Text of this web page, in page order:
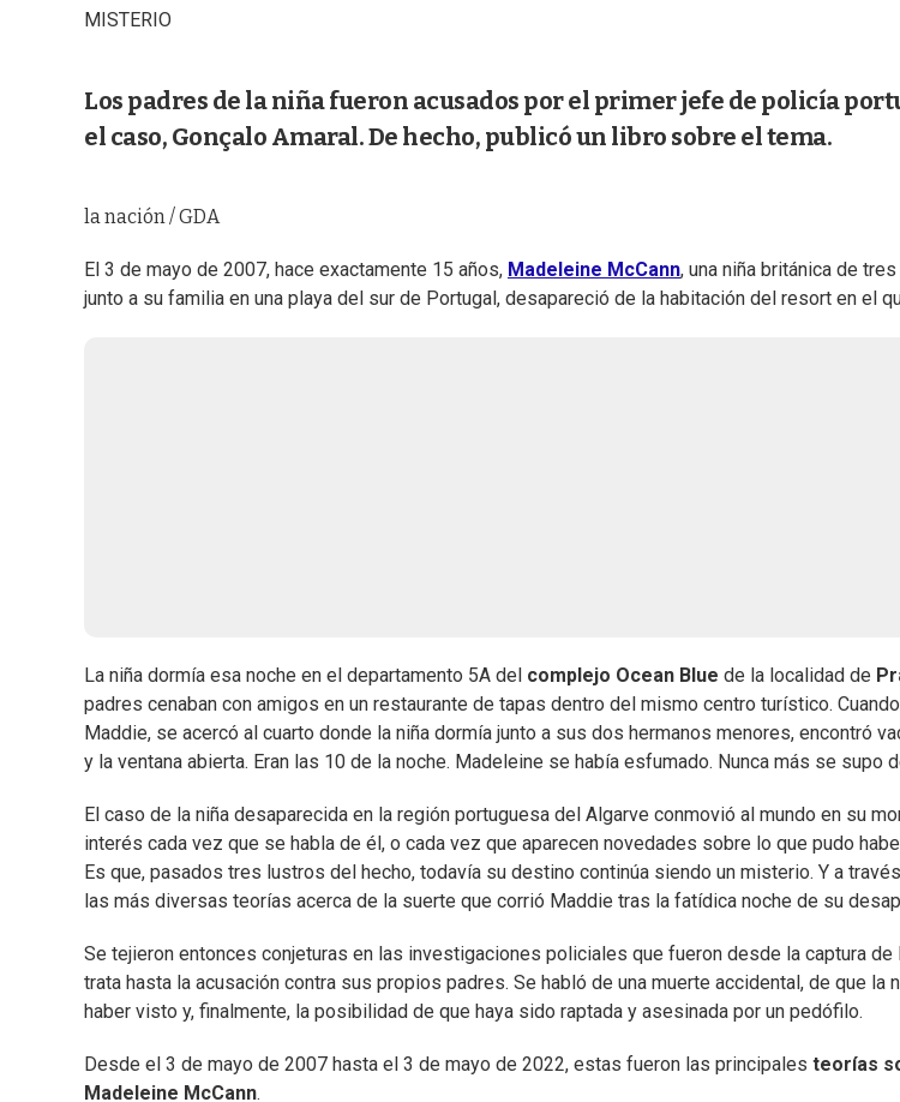
MISTERIO
Los padres de la niña fueron acusados por el primer jefe de policía
el caso, Gonçalo Amaral. De hecho, publicó un libro sobre el tema.
la nación / GDA
El 3 de mayo de 2007, hace exactamente 15 años, Madeleine McCann, una niña británica de
junto a su familia en una playa del sur de Portugal, desapareció de la habitación del resort en el
La niña dormía esa noche en el departamento 5A del complejo Ocean Blue de la localidad de
padres cenaban con amigos en un restaurante de tapas dentro del mismo centro turístico.
Maddie, se acercó al cuarto donde la niña dormía junto a sus dos hermanos menores, encontró
y la ventana abierta. Eran las 10 de la noche. Madeleine se había esfumado. Nunca más se supo
El caso de la niña desaparecida en la región portuguesa del Algarve conmovió al mundo en su
interés cada vez que se habla de él, o cada vez que aparecen novedades sobre lo que pudo
Es que, pasados tres lustros del hecho, todavía su destino continúa siendo un misterio. Y a
las más diversas teorías acerca de la suerte que corrió Maddie tras la fatídica noche de su
Se tejieron entonces conjeturas en las investigaciones policiales que fueron desde la captura de
trata hasta la acusación contra sus propios padres. Se habló de una muerte accidental, de que la
haber visto y, finalmente, la posibilidad de que haya sido raptada y asesinada por un pedófilo.
Desde el 3 de mayo de 2007 hasta el 3 de mayo de 2022, estas fueron las principales teorías
Madeleine McCann.